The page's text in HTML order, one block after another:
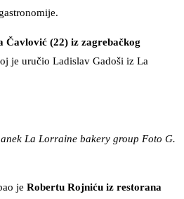
(22) iz zagrebačkog
je uručio Ladislav Gadoši iz La
La Lorraine bakery group Foto G.
je Robertu Rojniću iz restorana